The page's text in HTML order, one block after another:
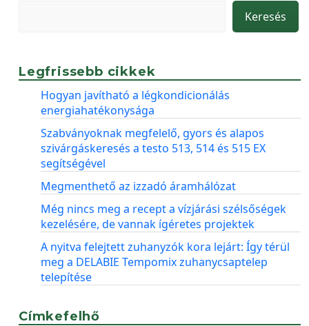
Keresés
Legfrissebb cikkek
Hogyan javítható a légkondicionálás
energiahatékonysága
Szabványoknak megfelelő, gyors és alapos
szivárgáskeresés a testo 513, 514 és 515 EX
segítségével
Megmenthető az izzadó áramhálózat
Még nincs meg a recept a vízjárási szélsőségek
kezelésére, de vannak ígéretes projektek
A nyitva felejtett zuhanyzók kora lejárt: Így térül
meg a DELABIE Tempomix zuhanycsaptelep
telepítése
Címkefelhő